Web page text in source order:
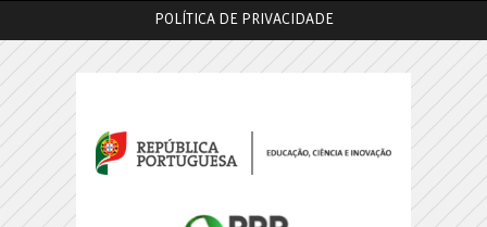
POLÍTICA DE PRIVACIDADE